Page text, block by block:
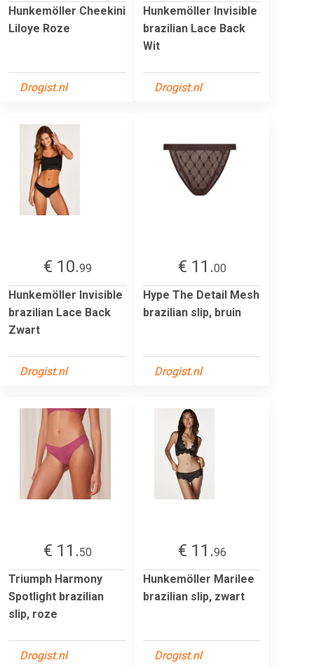
Hunkemöller Cheekini
Liloye Roze
Drogist.nl
Hunkemöller Invisible
brazilian Lace Back
Wit
Drogist.nl
€ 10.99
Hunkemöller Invisible
brazilian Lace Back
Zwart
Drogist.nl
€ 11.00
Hype The Detail Mesh
brazilian slip, bruin
Drogist.nl
€ 11.50
Triumph Harmony
Spotlight brazilian
slip, roze
Drogist.nl
€ 11.96
Hunkemöller Marilee
brazilian slip, zwart
Drogist.nl